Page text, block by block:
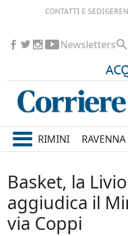
CONTATTI E SEDI
Newsletters
RIMINI RAVENNA
Basket, la
aggiudica il
via Coppi